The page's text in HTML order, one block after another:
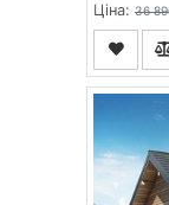
Ціна: 36